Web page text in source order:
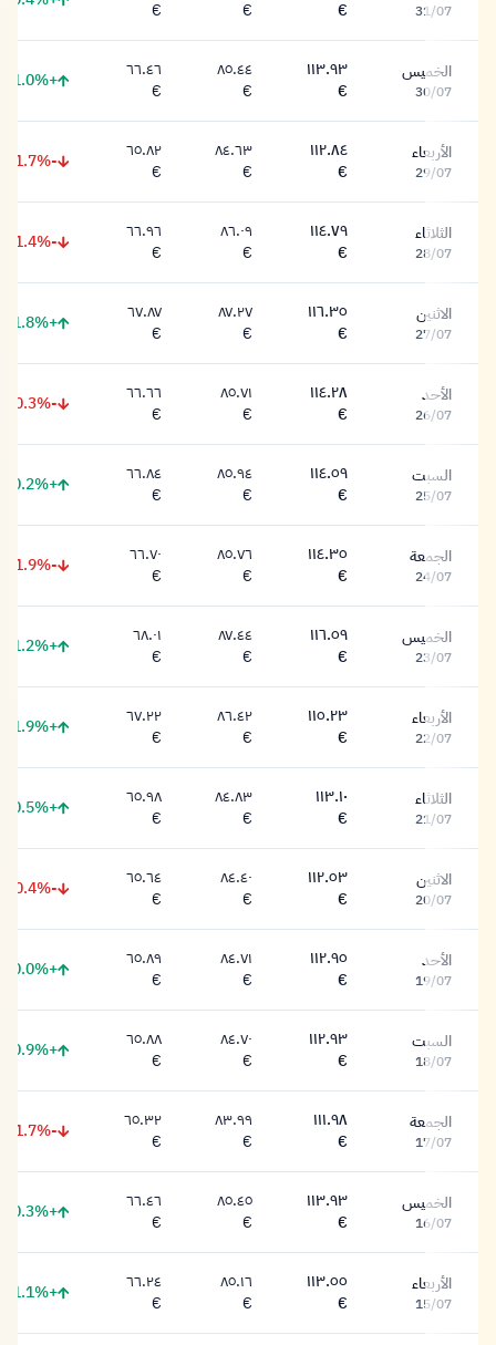
31/07 ١١٤.٣٧ يورو
€
٨٥.٧٨ يورو
€
٦٦.٧٢ يورو
€
الخميس
30/07 ١١٣.٩٣ يورو
١١٣.٩٣
€
٨٥.٤٤ يورو
٨٥.٤٤
€
٦٦.٤٦ يورو
٦٦.٤٦
€
+1.0%
الأربعاء
29/07 ١١٢.٨٤ يورو
١١٢.٨٤
€
٨٤.٦٣ يورو
٨٤.٦٣
€
٦٥.٨٢ يورو
٦٥.٨٢
€
-1.7%
الثلاثاء
28/07 ١١٤.٧٩ يورو
١١٤.٧٩
€
٨٦.٠٩ يورو
٨٦.٠٩
€
٦٦.٩٦ يورو
٦٦.٩٦
€
-1.4%
الاثنين
27/07 ١١٦.٣٥ يورو
١١٦.٣٥
€
٨٧.٢٧ يورو
٨٧.٢٧
€
٦٧.٨٧ يورو
٦٧.٨٧
€
+1.8%
الأحد
26/07 ١١٤.٢٨ يورو
١١٤.٢٨
€
٨٥.٧١ يورو
٨٥.٧١
€
٦٦.٦٦ يورو
٦٦.٦٦
€
-0.3%
السبت
25/07 ١١٤.٥٩ يورو
١١٤.٥٩
€
٨٥.٩٤ يورو
٨٥.٩٤
€
٦٦.٨٤ يورو
٦٦.٨٤
€
+0.2%
الجمعة
24/07 ١١٤.٣٥ يورو
١١٤.٣٥
€
٨٥.٧٦ يورو
٨٥.٧٦
€
٦٦.٧٠ يورو
٦٦.٧٠
€
-1.9%
الخميس
23/07 ١١٦.٥٩ يورو
١١٦.٥٩
€
٨٧.٤٤ يورو
٨٧.٤٤
€
٦٨.٠١ يورو
٦٨.٠١
€
+1.2%
الأربعاء
22/07 ١١٥.٢٣ يورو
١١٥.٢٣
€
٨٦.٤٢ يورو
٨٦.٤٢
€
٦٧.٢٢ يورو
٦٧.٢٢
€
+1.9%
الثلاثاء
21/07 ١١٣.١٠ يورو
١١٣.١٠
€
٨٤.٨٣ يورو
٨٤.٨٣
€
٦٥.٩٨ يورو
٦٥.٩٨
€
+0.5%
الاثنين
20/07 ١١٢.٥٣ يورو
١١٢.٥٣
€
٨٤.٤٠ يورو
٨٤.٤٠
€
٦٥.٦٤ يورو
٦٥.٦٤
€
-0.4%
الأحد
19/07 ١١٢.٩٥ يورو
١١٢.٩٥
€
٨٤.٧١ يورو
٨٤.٧١
€
٦٥.٨٩ يورو
٦٥.٨٩
€
+0.0%
السبت
18/07 ١١٢.٩٣ يورو
١١٢.٩٣
€
٨٤.٧٠ يورو
٨٤.٧٠
€
٦٥.٨٨ يورو
٦٥.٨٨
€
+0.9%
الجمعة
17/07 ١١١.٩٨ يورو
١١١.٩٨
€
٨٣.٩٩ يورو
٨٣.٩٩
€
٦٥.٣٢ يورو
٦٥.٣٢
€
-1.7%
الخميس
16/07 ١١٣.٩٣ يورو
١١٣.٩٣
€
٨٥.٤٥ يورو
٨٥.٤٥
€
٦٦.٤٦ يورو
٦٦.٤٦
€
+0.3%
الأربعاء
15/07 ١١٣.٥٥ يورو
١١٣.٥٥
€
٨٥.١٦ يورو
٨٥.١٦
€
٦٦.٢٤ يورو
٦٦.٢٤
€
+1.1%